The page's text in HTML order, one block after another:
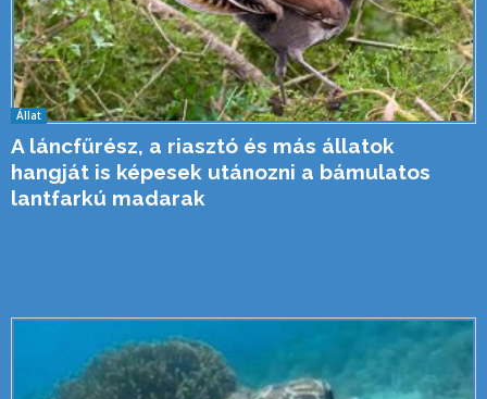
Állat
A láncfűrész, a riasztó és más állatok
hangját is képesek utánozni a bámulatos
lantfarkú madarak